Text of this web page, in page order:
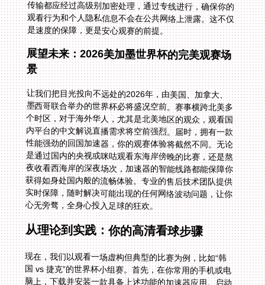
是速度的保障，更是安心观赛的前提。
展望未来：2026美加墨世界杯的完美观赛场
景
让我们把目光投向不远处的2026年，由美国、加拿大、
墨西哥联合举办的世界杯必将盛况空前。赛事横跨北美多
个时区，对于海外华人，尤其是北美地区的观众，观看国
内平台的中文解说直播需求将空前强烈。届时，拥有一款
性能强劲的回国加速器，你的观赛体验将截然不同。无论
是通过国内的央视或咪咕观看东海岸傍晚的比赛，还是熬
夜收看西海岸的深夜场次，加速器的智能线路都能保障你
获得如身处国内般的流畅体验。专业的售后技术团队提供
实时保障，随时解决可能出现的任何网络波动问题，让你
心无旁骛，全身心投入足球的狂欢。
从理论到实践：你的高清看球步骤
现在，我们以观看一场虚构但典型的比赛为例，比如“韩
国 vs 捷克”的世界杯小组赛。首先，在你常用的手机或电
脑上，下载并安装一款具备上述功能的加速器应用。启动
后，从服务器列表中选择一个延迟低、状态佳的中国大陆
节点（如上海、广州）。点击连接，等待提示连接成功。
此时，你的设备已经获得了一个“国内IP地址”。接着，像
在国内一样，正常打开腾讯体育或咪咕视频App，登录你
的账号。在赛程列表中找到“韩国 vs 捷克”的比赛直播
间，点击进入。熟悉的界面，熟悉的解说声音将会瞬间将
你拉回国内的观赛氛围中。整个过程，就像用钥匙打开了